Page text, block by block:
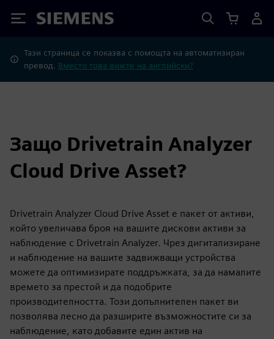
Siemens
Тази страница се показва с помощта на автоматизиран
превод. Вместо това вижте на английски?
Защо Drivetrain Analyzer
Cloud Drive Asset?
Drivetrain Analyzer Cloud Drive Asset е пакет от активи,
който увеличава броя на вашите дискови активи за
наблюдение с Drivetrain Analyzer. Чрез дигитализиране
и наблюдение на вашите задвижващи устройства
можете да оптимизирате поддръжката, за да намалите
времето за престой и да подобрите
производителността. Този допълнителен пакет ви
позволява лесно да разширите възможностите си за
наблюдение, като добавите един актив на